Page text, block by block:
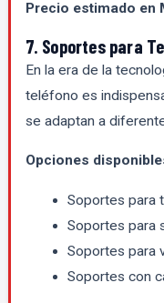
Precio estimado en
7. Soportes para
En la era de la
teléfono es
se adaptan a
Opciones
Soportes para
Soportes para
Soportes para
Soportes con